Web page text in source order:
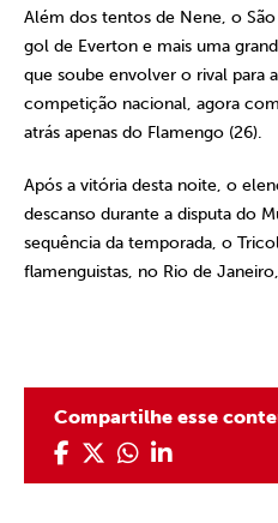
Além dos tentos de Nene, o
gol de Everton e mais uma
que soube envolver o rival para
competição nacional, agora
atrás apenas do Flamengo (26).
Após a vitória desta noite, o
descanso durante a disputa do
sequência da temporada, o
flamenguistas, no Rio de
Compartilhe esse